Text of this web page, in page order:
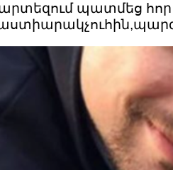
պատմեց հոր